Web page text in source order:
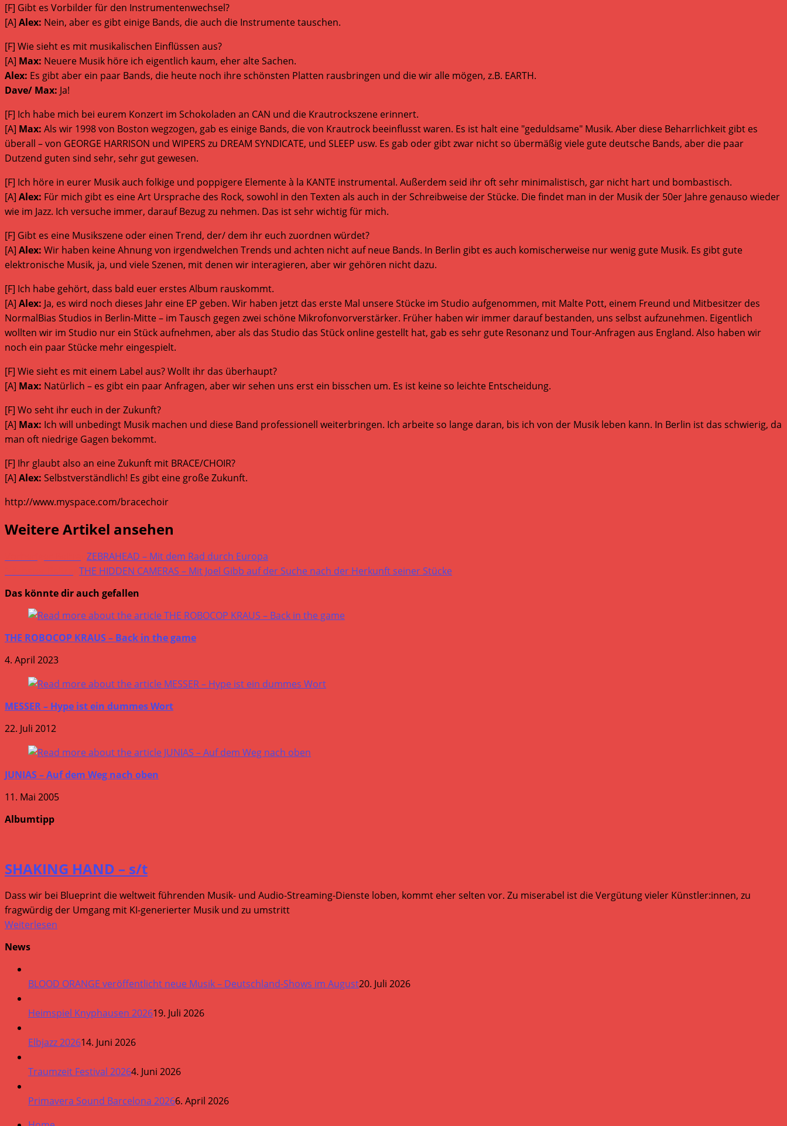
[F] Gibt es Vorbilder für den Instrumentenwechsel?
[A] Alex: Nein, aber es gibt einige Bands, die auch die Instrumente tauschen.
[F] Wie sieht es mit musikalischen Einflüssen aus?
[A] Max: Neuere Musik höre ich eigentlich kaum, eher alte Sachen.
Alex: Es gibt aber ein paar Bands, die heute noch ihre schönsten Platten rausbringen und die wir alle mögen, z.B. EARTH.
Dave/ Max: Ja!
[F] Ich habe mich bei eurem Konzert im Schokoladen an CAN und die Krautrockszene erinnert.
[A] Max: Als wir 1998 von Boston wegzogen, gab es einige Bands, die von Krautrock beeinflusst waren. Es ist halt eine "geduldsame" Musik. Aber diese Beharrlichkeit gibt es
überall – von GEORGE HARRISON und WIPERS zu DREAM SYNDICATE, und SLEEP usw. Es gab oder gibt zwar nicht so übermäßig viele gute deutsche Bands, aber die paar
Dutzend guten sind sehr, sehr gut gewesen.
[F] Ich höre in eurer Musik auch folkige und poppigere Elemente à la KANTE instrumental. Außerdem seid ihr oft sehr minimalistisch, gar nicht hart und bombastisch.
[A] Alex: Für mich gibt es eine Art Ursprache des Rock, sowohl in den Texten als auch in der Schreibweise der Stücke. Die findet man in der Musik der 50er Jahre genauso wieder
wie im Jazz. Ich versuche immer, darauf Bezug zu nehmen. Das ist sehr wichtig für mich.
[F] Gibt es eine Musikszene oder einen Trend, der/ dem ihr euch zuordnen würdet?
[A] Alex: Wir haben keine Ahnung von irgendwelchen Trends und achten nicht auf neue Bands. In Berlin gibt es auch komischerweise nur wenig gute Musik. Es gibt gute
elektronische Musik, ja, und viele Szenen, mit denen wir interagieren, aber wir gehören nicht dazu.
[F] Ich habe gehört, dass bald euer erstes Album rauskommt.
[A] Alex: Ja, es wird noch dieses Jahr eine EP geben. Wir haben jetzt das erste Mal unsere Stücke im Studio aufgenommen, mit Malte Pott, einem Freund und Mitbesitzer des
NormalBias Studios in Berlin-Mitte – im Tausch gegen zwei schöne Mikrofonvorverstärker. Früher haben wir immer darauf bestanden, uns selbst aufzunehmen. Eigentlich
wollten wir im Studio nur ein Stück aufnehmen, aber als das Studio das Stück online gestellt hat, gab es sehr gute Resonanz und Tour-Anfragen aus England. Also haben wir
noch ein paar Stücke mehr eingespielt.
[F] Wie sieht es mit einem Label aus? Wollt ihr das überhaupt?
[A] Max: Natürlich – es gibt ein paar Anfragen, aber wir sehen uns erst ein bisschen um. Es ist keine so leichte Entscheidung.
[F] Wo seht ihr euch in der Zukunft?
[A] Max: Ich will unbedingt Musik machen und diese Band professionell weiterbringen. Ich arbeite so lange daran, bis ich von der Musik leben kann. In Berlin ist das schwierig, da
man oft niedrige Gagen bekommt.
[F] Ihr glaubt also an eine Zukunft mit BRACE/CHOIR?
[A] Alex: Selbstverständlich! Es gibt eine große Zukunft.
http://www.myspace.com/bracechoir
Weitere Artikel ansehen
ZEBRAHEAD – Mit dem Rad durch Europa
THE HIDDEN CAMERAS – Mit Joel Gibb auf der Suche nach der Herkunft seiner Stücke
Das könnte dir auch gefallen
THE ROBOCOP KRAUS – Back in the game
4. April 2023
MESSER – Hype ist ein dummes Wort
22. Juli 2012
JUNIAS – Auf dem Weg nach oben
11. Mai 2005
Albumtipp
SHAKING HAND – s/t
Dass wir bei Blueprint die weltweit führenden Musik- und Audio-Streaming-Dienste loben, kommt eher selten vor. Zu miserabel ist die Vergütung vieler Künstler:innen, zu
fragwürdig der Umgang mit KI-generierter Musik und zu umstritt
Weiterlesen
News
BLOOD ORANGE veröffentlicht neue Musik – Deutschland-Shows im August20. Juli 2026
Heimspiel Knyphausen 202619. Juli 2026
Elbjazz 202614. Juni 2026
Traumzeit Festival 20264. Juni 2026
Primavera Sound Barcelona 20266. April 2026